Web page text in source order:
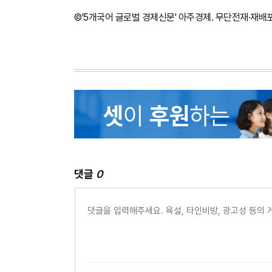
©'5개국어 글로벌 경제신문' 아주경제. 무단전재·재배
댓글 0